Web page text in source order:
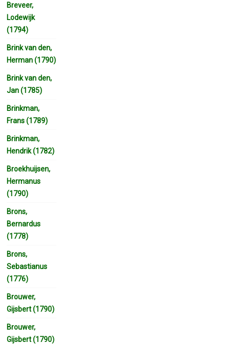
Breveer,
Lodewijk
(1794)
Brink van den,
Herman (1790)
Brink van den,
Jan (1785)
Brinkman,
Frans (1789)
Brinkman,
Hendrik (1782)
Broekhuijsen,
Hermanus
(1790)
Brons,
Bernardus
(1778)
Brons,
Sebastianus
(1776)
Brouwer,
Gijsbert (1790)
Brouwer,
Gijsbert (1790)